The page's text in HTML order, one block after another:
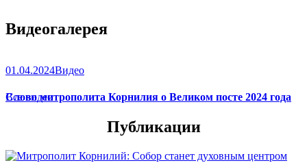
Видеогалерея
01.04.2024Видео
Слово митрополита Корнилия о Великом посте 2024 года
Все видео
Публикации